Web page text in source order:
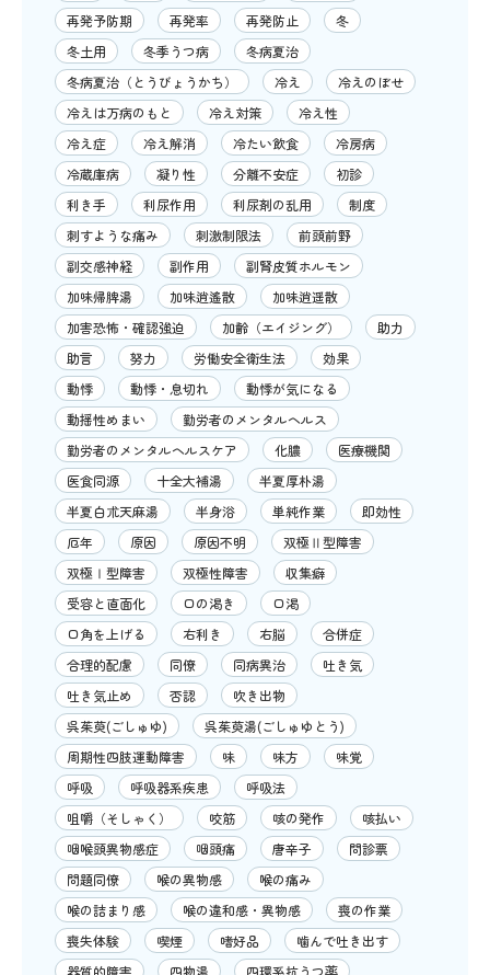
再発予防期
再発率 再発防止
冬
冬土用
冬季うつ病
冬病夏治
冬病夏治（とうびょうかち）
冷え
冷えのぼせ
冷えは万病のもと
冷え対策
冷え性
冷え症
冷え解消 冷たい飲食
冷房病
冷蔵庫病
凝り性 分離不安症
初診
利き手
利尿作用 利尿剤の乱用
制度
刺すような痛み
刺激制限法
前頭前野
副交感神経
副作用
副腎皮質ホルモン
加味帰脾湯
加味逍遙散
加味逍遥散
加害恐怖・確認強迫
加齢（エイジング）
助力
助言
努力 労働安全衛生法
効果
動悸
動悸・息切れ
動悸が気になる
動揺性めまい
勤労者のメンタルヘルス
勤労者のメンタルヘルスケア
化膿
医療機関
医食同源
十全大補湯
半夏厚朴湯
半夏白朮天麻湯
半身浴 単純作業
即効性
厄年
原因 原因不明
双極Ⅱ型障害
双極Ⅰ型障害
双極性障害
収集癖
受容と直面化
口の渇き
口渇
口角を上げる
右利き 右脳
合併症
合理的配慮
同僚 同病異治
吐き気
吐き気止め
否認
吹き出物
呉茱萸(ごしゅゆ)
呉茱萸湯(ごしゅゆとう)
周期性四肢運動障害
味 味方
味覚
呼吸
呼吸器系疾患
呼吸法
咀嚼（そしゃく）
咬筋 咳の発作
咳払い
咽喉頭異物感症
咽頭痛 唐辛子
問診票
問題同僚
喉の異物感
喉の痛み
喉の詰まり感
喉の違和感・異物感
喪の作業
喪失体験
喫煙 嗜好品
噛んで吐き出す
器質的障害
四物湯 四環系抗うつ薬